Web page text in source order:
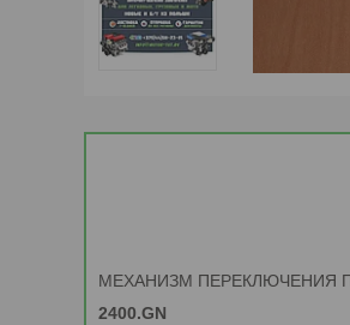
МЕХАНИЗМ ПЕРЕКЛЮЧЕНИЯ
2400.GN